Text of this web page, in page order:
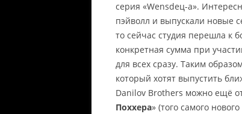
серия «Wensdец-а».
пэйволл и выпускали новые
то сейчас студия перешла к
конкретная сумма при
для всех сразу. Таким
который хотят выпустить
Danilov Brothers можно ещё
Поххера» (того самого